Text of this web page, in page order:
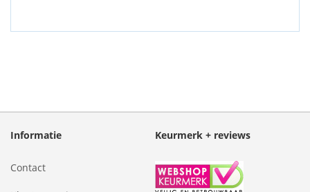
Informatie
Contact
Keurmerk + reviews